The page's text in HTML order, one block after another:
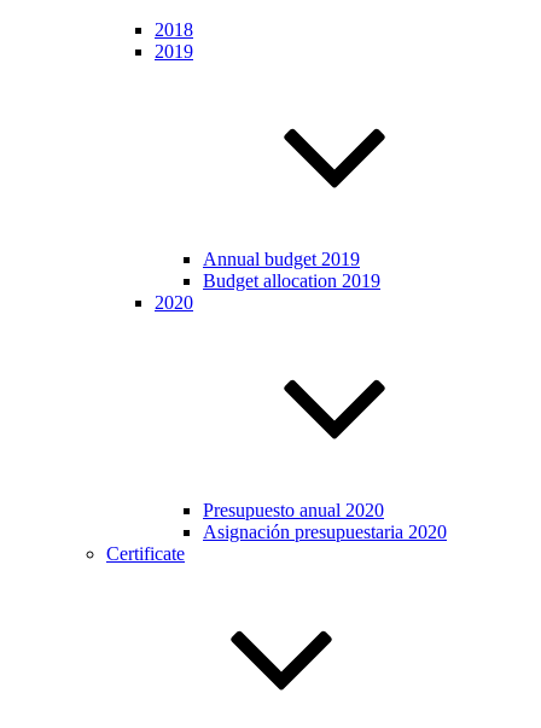
2018
2019
Annual budget 2019
Budget allocation 2019
2020
Presupuesto anual 2020
Asignación presupuestaria 2020
Certificate